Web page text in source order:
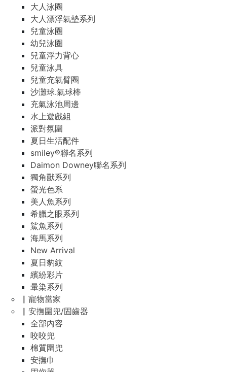
大人泳圈
大人漂浮氣墊系列
兒童泳圈
幼兒泳圈
兒童浮力背心
兒童泳具
兒童充氣臂圈
沙灘球.氣球棒
充氣泳池周邊
水上遊戲組
派對氛圍
夏日生活配件
smiley®聯名系列
Daimon Downey聯名系列
獨角獸系列
螢光色系
美人魚系列
希臘之眼系列
鯊魚系列
海馬系列
New Arrival
夏日豹紋
繽紛彩片
暈染系列
▏寵物當家
▏安撫圍兜/固齒器
全部內容
咬咬兜
棉質圍兜
安撫巾